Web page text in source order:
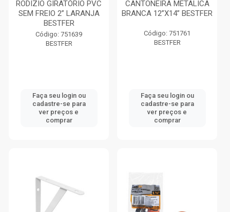
RODIZIO GIRATÓRIO PVC
SEM FREIO 2” LARANJA
BESTFER
Código: 751639
BESTFER
Faça seu login ou
cadastre-se para
ver preços e
comprar
CANTONEIRA METALICA
BRANCA 12”X14” BESTFER
Código: 751761
BESTFER
Faça seu login ou
cadastre-se para
ver preços e
comprar